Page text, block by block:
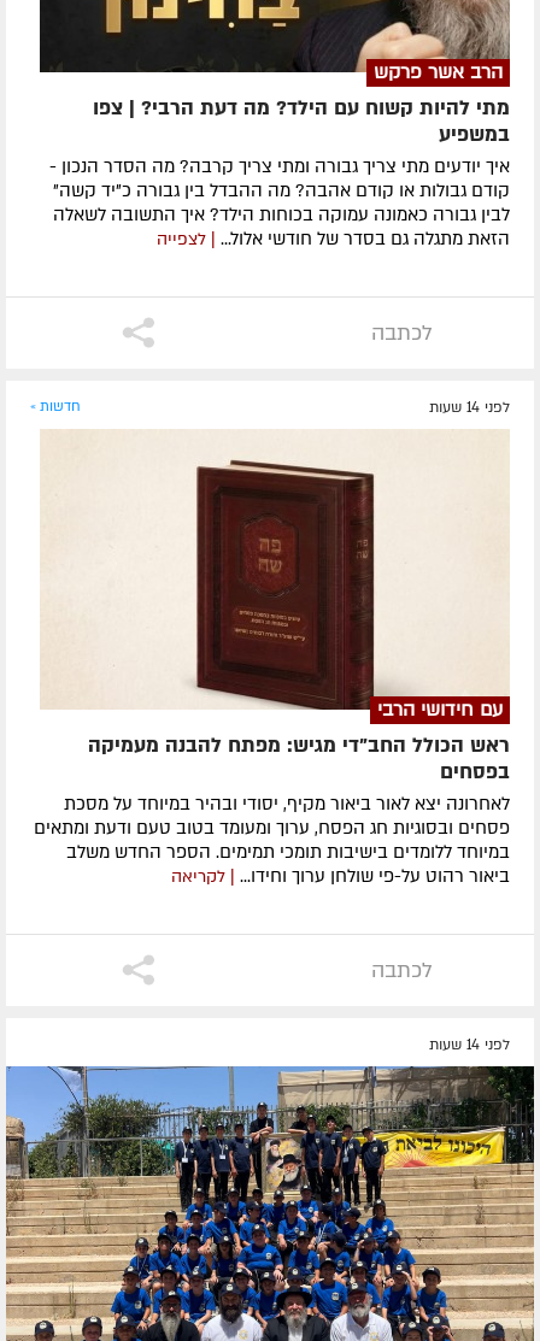
הרב אשר פרקש
מתי להיות קשוח עם הילד? מה דעת הרבי? | צפו
במשפיע
איך יודעים מתי צריך גבורה ומתי צריך קרבה? מה הסדר הנכון -
קודם גבולות או קודם אהבה? מה ההבדל בין גבורה כ"יד קשה"
לבין גבורה כאמונה עמוקה בכוחות הילד? איך התשובה לשאלה
הזאת מתגלה גם בסדר של חודשי אלול... | לצפייה
לכתבה
לפני 14 שעות חדשות »
עם חידושי הרבי
ראש הכולל החב"די מגיש: מפתח להבנה מעמיקה
בפסחים
לאחרונה ​יצא לאור ביאור מקיף, יסודי ובהיר במיוחד על מסכת
פסחים ובסוגיות חג הפסח, ערוך ומעומד בטוב טעם ודעת ומתאים
במיוחד ללומדים בישיבות תומכי תמימים. ​הספר החדש משלב
ביאור רהוט על-פי שולחן ערוך וחידו... | לקריאה
לכתבה
לפני 14 שעות